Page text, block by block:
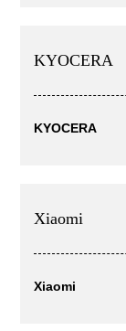
KYOCERA
KYOCERA
Xiaomi
Xiaomi